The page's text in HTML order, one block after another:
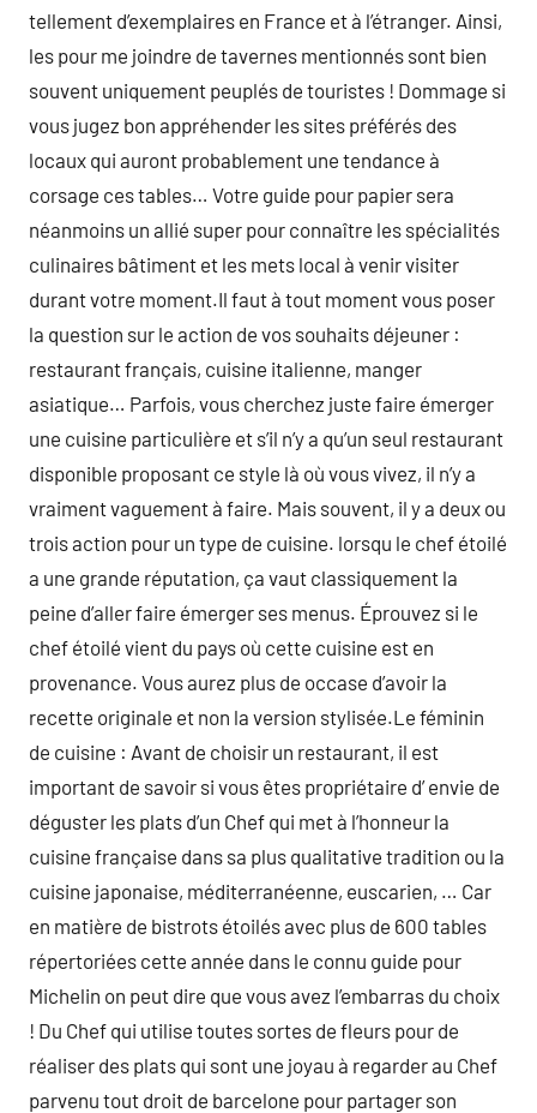
tellement d’exemplaires en France et à l’étranger. Ainsi,
les pour me joindre de tavernes mentionnés sont bien
souvent uniquement peuplés de touristes ! Dommage si
vous jugez bon appréhender les sites préférés des
locaux qui auront probablement une tendance à
corsage ces tables… Votre guide pour papier sera
néanmoins un allié super pour connaître les spécialités
culinaires bâtiment et les mets local à venir visiter
durant votre moment.Il faut à tout moment vous poser
la question sur le action de vos souhaits déjeuner :
restaurant français, cuisine italienne, manger
asiatique… Parfois, vous cherchez juste faire émerger
une cuisine particulière et s’il n’y a qu’un seul restaurant
disponible proposant ce style là où vous vivez, il n’y a
vraiment vaguement à faire. Mais souvent, il y a deux ou
trois action pour un type de cuisine. lorsqu le chef étoilé
a une grande réputation, ça vaut classiquement la
peine d’aller faire émerger ses menus. Éprouvez si le
chef étoilé vient du pays où cette cuisine est en
provenance. Vous aurez plus de occase d’avoir la
recette originale et non la version stylisée.Le féminin
de cuisine : Avant de choisir un restaurant, il est
important de savoir si vous êtes propriétaire d’ envie de
déguster les plats d’un Chef qui met à l’honneur la
cuisine française dans sa plus qualitative tradition ou la
cuisine japonaise, méditerranéenne, euscarien, … Car
en matière de bistrots étoilés avec plus de 600 tables
répertoriées cette année dans le connu guide pour
Michelin on peut dire que vous avez l’embarras du choix
! Du Chef qui utilise toutes sortes de fleurs pour de
réaliser des plats qui sont une joyau à regarder au Chef
parvenu tout droit de barcelone pour partager son